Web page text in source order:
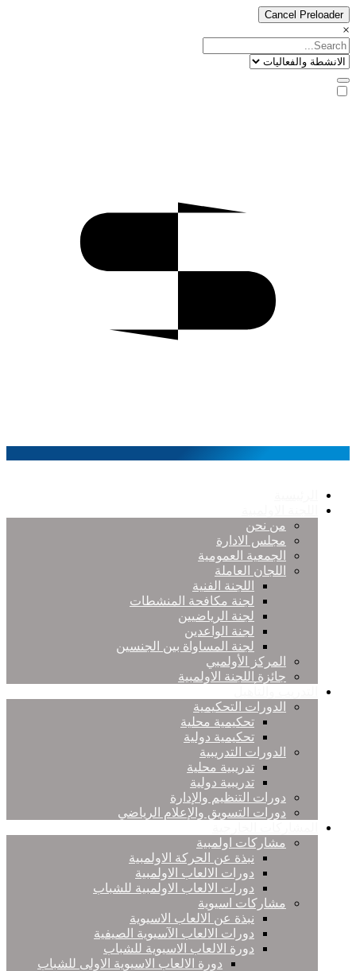
Cancel Preloader
×
من نحن
مجلس الادارة
الجمعية العمومية
اللجان العاملة
اللجنة الفنية
لجنة مكافحة المنشطات
لجنة الرياضيين
لجنة الواعدين
لجنة المساواة بين الجنسين
المركز الأولمبي
جائزة اللجنة الاولمبية
الدورات التحكيمية
تحكيمية محلية
تحكيمية دولية
الدورات التدريبية
تدريبية محلية
تدريبية دولية
دورات التنظيم والإدارة
دورات التسويق والإعلام الرياضي
مشاركات اولمبية
نبذة عن الحركة الاولمبية
دورات الالعاب الاولمبية
دورات الالعاب الاولمبية للشباب
مشاركات اسيوية
نبذة عن الالعاب الاسيوية
دورات الالعاب الآسيوية الصيفية
دورة الالعاب الاسيوية للشباب
دورة الالعاب الاسيوية الاولى للشباب